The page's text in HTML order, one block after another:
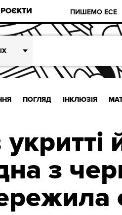
ПИШЕМО ЕСЕ
ПОГЛЯД ІНКЛЮЗІЯ
з